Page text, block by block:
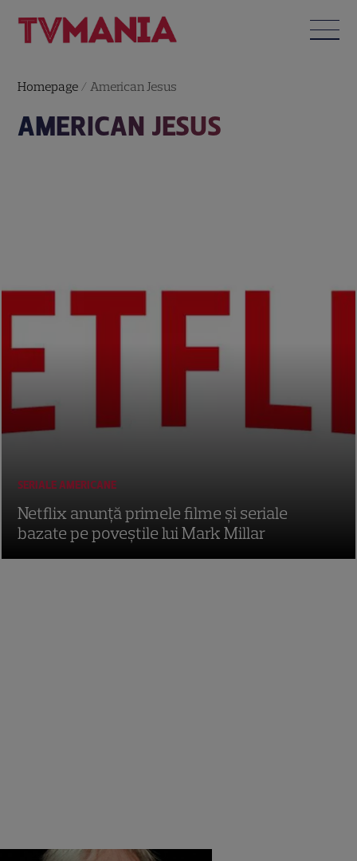
Homepage / American Jesus
AMERICAN JESUS
SERIALE AMERICANE
Netflix anunță primele filme și seriale
bazate pe poveștile lui Mark Millar